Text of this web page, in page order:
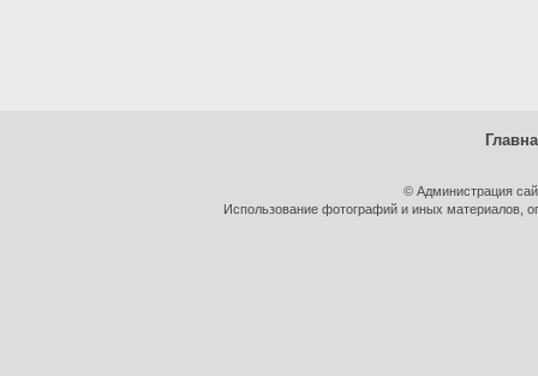
© Администрация
Использование фотографий и иных материалов,